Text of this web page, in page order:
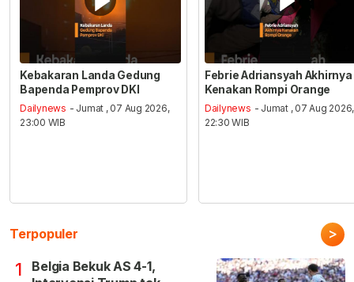
Kebakaran Landa Gedung
Bapenda Pemprov DKI
Dailynews - Jumat , 07 Aug 2026,
23:00 WIB
Febrie Adriansyah Akhirnya
Kenakan Rompi Orange
Dailynews - Jumat , 07 Aug 2026,
22:30 WIB
Terpopuler >
1
Belgia Bekuk AS 4-1,